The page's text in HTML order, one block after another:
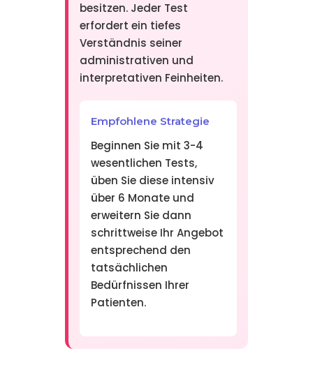
besitzen. Jeder Test
erfordert ein tiefes
Verständnis seiner
administrativen und
interpretativen Feinheiten.
Empfohlene Strategie
Beginnen Sie mit 3-4
wesentlichen Tests,
üben Sie diese intensiv
über 6 Monate und
erweitern Sie dann
schrittweise Ihr Angebot
entsprechend den
tatsächlichen
Bedürfnissen Ihrer
Patienten.